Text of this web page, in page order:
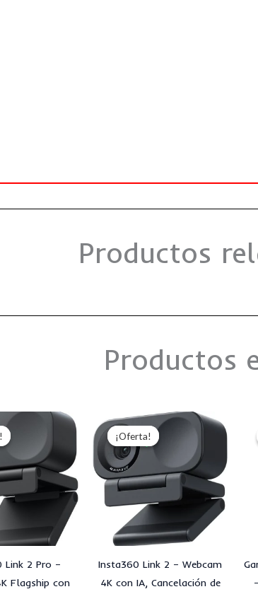
Productos
Productos
Link 2 Pro –
Flagship con
El
S/850.00.
El
precio
S/800.00.
¡Oferta!
¡Oferta!
Insta360 Link 2 – Webcam
4K con IA, Cancelación de
El
precio
S/700.00.
El
precio
es:
S/650.00.